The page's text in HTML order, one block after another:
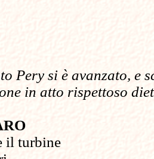
Pery si è avanzato, e
in atto rispettoso
il turbine